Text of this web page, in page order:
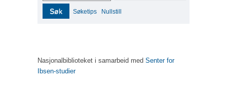
Søk Søketips Nullstill
Nasjonalbiblioteket i samarbeid med Senter for
Ibsen-studier